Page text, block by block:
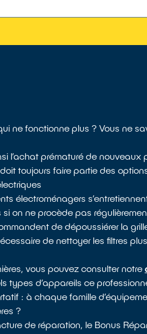
ne fonctionne plus ? Vous ne
l’achat prématuré de nouveaux
toujours faire partie des
électroménagers
on ne procède pas
de dépoussiérer la grille
de nettoyer les filtres
vous pouvez consulter notre
types d’appareils ce
: à chaque famille
?
de réparation, le Bonus